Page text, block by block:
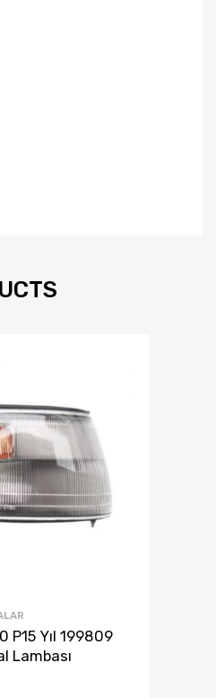
P15 Yıl 199809
Lambası